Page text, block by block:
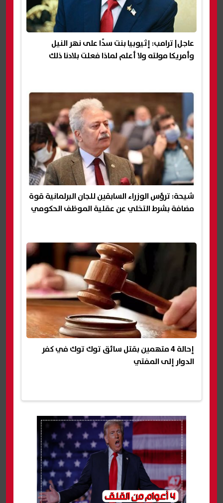
عاجل| ترامب: إثيوبيا بنت سدًا على نهر النيل
وأمريكا مولته ولا أعلم لماذا فعلت بلادنا ذلك
شيحة: ترؤس الوزراء السابقين للجان البرلمانية قوة
مضافة بشرط التخلي عن عقلية الموظف الحكومي
إحالة 4 متهمين بقتل سائق توك توك في كفر
الدوار إلى المفتي